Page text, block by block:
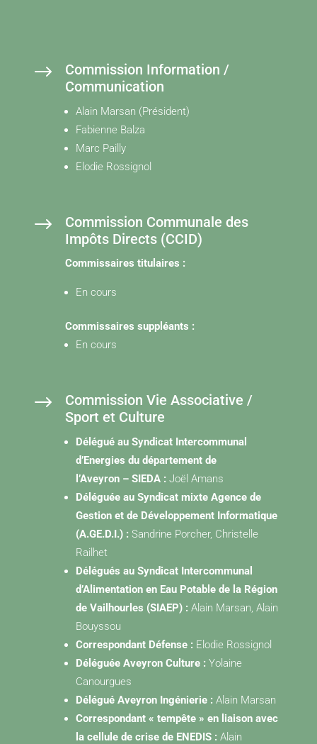
$
Commission Information /
Communication
Alain Marsan (Président)
Fabienne Balza
Marc Pailly
Elodie Rossignol
$
Commission Communale des
Impôts Directs (CCID)
Commissaires titulaires :
En cours
Commissaires suppléants :
En cours
$
Commission Vie Associative /
Sport et Culture
Délégué au Syndicat Intercommunal
d’Energies du département de
l’Aveyron – SIEDA : Joël Amans
Déléguée au Syndicat mixte Agence de
Gestion et de Développement Informatique
(A.GE.D.I.) : Sandrine Porcher, Christelle
Railhet
Délégués au Syndicat Intercommunal
d’Alimentation en Eau Potable de la Région
de Vailhourles (SIAEP) : Alain Marsan, Alain
Bouyssou
Correspondant Défense : Elodie Rossignol
Déléguée Aveyron Culture : Yolaine
Canourgues
Délégué Aveyron Ingénierie : Alain Marsan
Correspondant « tempête » en liaison avec
la cellule de crise de ENEDIS : Alain